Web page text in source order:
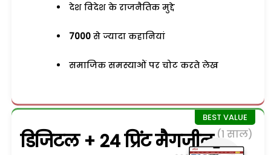
देश विदेश के राजनैतिक मुद्दे
7000 से ज्यादा कहानियां
समाजिक समस्याओं पर चोट करते लेख
डिजिटल + 24 प्रिंट मैगजीन (1 साल)